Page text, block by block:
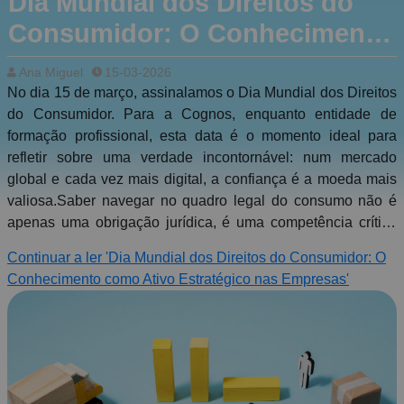
Consumidor: O Conhecimento
como Ativo Estratégico nas
Empresas
Ana Miguel 15-03-2026
No dia 15 de março, assinalamos o Dia Mundial dos Direitos
do Consumidor. Para a Cognos, enquanto entidade de
formação profissional, esta data é o momento ideal para
refletir sobre uma verdade incontornável: num mercado
global e cada vez mais digital, a confiança é a moeda mais
valiosa.Saber navegar no quadro legal do consumo não é
apenas uma obrigação jurídica, é uma competência crítica
no serviço ao cliente.| O Desafio da Dualidade: Online vs.
OfflineO comportamento do consumidor mudou
drasticamente. Hoje, o processo de compra alterna entre o
especificidades legais que todos os profissionais devem
dominar: - No mundo físico: As regras de garantia, o direito à
reparação e o acesso obrigatório ao Livro de Reclamações
Continuar a ler 'Dia Mundial dos Direitos do Consumidor: O
Conhecimento como Ativo Estratégico nas Empresas'